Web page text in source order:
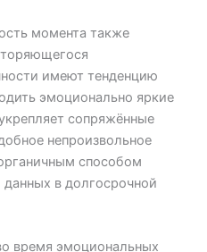
момента также
имеют тенденцию
эмоционально яркие
сопряжённые
непроизвольное
способом
в долгосрочной
время эмоциональных